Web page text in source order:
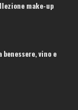
make-up
vino e